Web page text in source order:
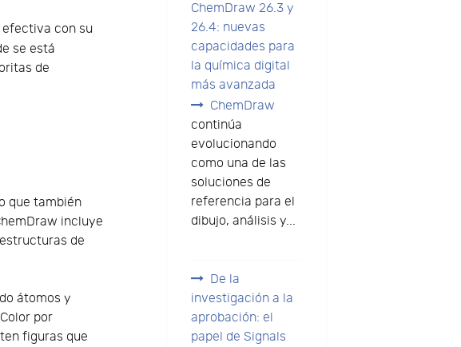
con su
se está
de
que también
incluye
de
átomos y
por
figuras que
ChemDraw 26.3 y
26.4: nuevas
capacidades para
la química digital
más avanzada
ChemDraw
continúa
evolucionando
como una de las
soluciones de
referencia para el
dibujo, análisis y...
De la
investigación a la
aprobación: el
papel de Signals